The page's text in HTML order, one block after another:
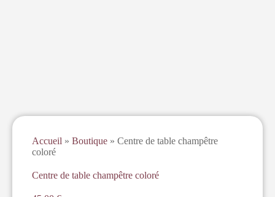
Accueil » Boutique » Centre de table champêtre
coloré
Centre de table champêtre coloré